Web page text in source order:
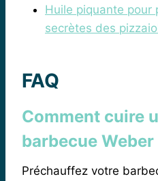
Huile piquante pour
secrètes des
FAQ
Comment cuire
barbecue Weber
Préchauffez votre